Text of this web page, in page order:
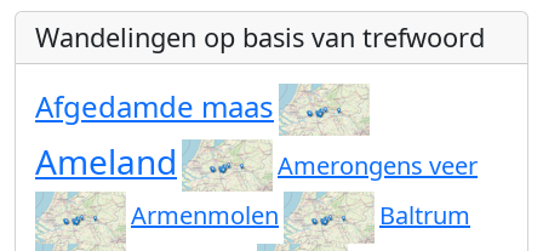
Wandelingen op basis van trefwoord
Afgedamde maas
Ameland
Amerongens veer
Armenmolen
Baltrum